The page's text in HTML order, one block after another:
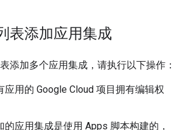
表添加应用集成
添加多个应用集成，请执行以下操作：
应用的 Google Cloud 项目拥有编辑权
的应用集成是使用 Apps 脚本构建的，